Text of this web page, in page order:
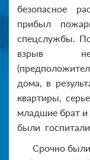
безопасное
прибыл
спецслужбы.
взрыв
дома, в
квартиры,
младшие брат и
были
Срочно